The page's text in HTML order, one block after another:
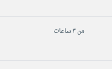
من ٣ ساعات